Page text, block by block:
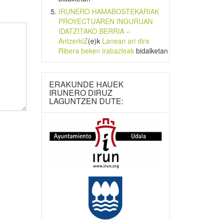
IRUNERO HAMABOSTEKARIAK
PROYECTUAREN INGURUAN
IDATZITAKO BERRIA –
AntzerkiZ(e)k Lanean ari dira
Ribera beken irabazleakbidalketan
ERAKUNDE HAUEK
IRUNERO DIRUZ
LAGUNTZEN DUTE: